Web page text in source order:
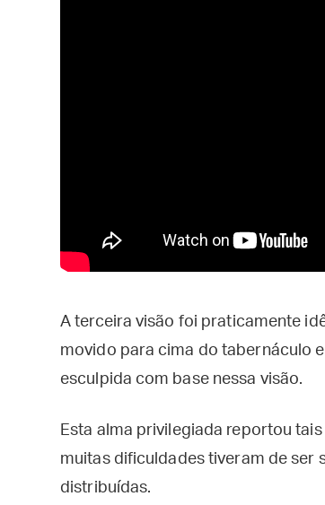
A terceira visão foi praticamente
movido para cima do tabernáculo
esculpida com base nessa visão.
Esta alma privilegiada reportou
muitas dificuldades tiveram de ser
distribuídas.